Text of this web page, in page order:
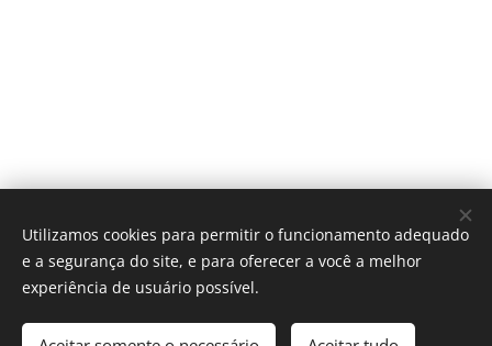
Utilizamos cookies para permitir o funcionamento adequado
e a segurança do site, e para oferecer a você a melhor
experiência de usuário possível.